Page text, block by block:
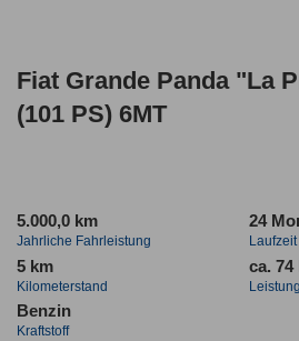
Fiat Grande Panda "La
(101 PS) 6MT
5.000,0 km
Jahrliche Fahrleistung
24
Laufzeit
5 km
Kilometerstand
ca. 74
Leistung
Benzin
Kraftstoff